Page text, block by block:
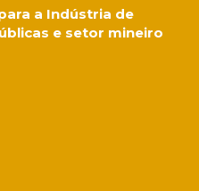
a Indústria de
e setor mineiro